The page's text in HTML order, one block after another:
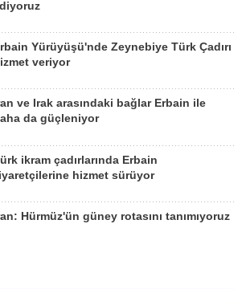
Yürüyüşü'nde Zeynebiye Türk Çadırı
veriyor
ve Irak arasındaki bağlar Erbain ile
da güçleniyor
ikram çadırlarında Erbain
hizmet sürüyor
Hürmüz'ün güney rotasını tanımıyoruz